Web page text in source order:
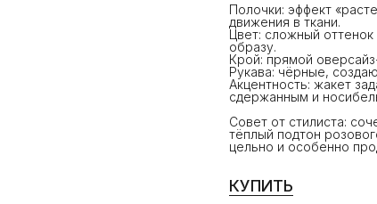
Полочки: эффект
движения в ткани.
Цвет: сложный оттенок
образу.
Крой: прямой
Рукава: чёрные,
Акцентность: жакет
сдержанным и
Совет от стилиста:
тёплый подтон
цельно и особенно
КУПИТЬ